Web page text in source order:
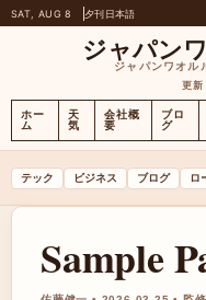
SAT, AUG 8 夕刊日本語
ジャパン
ジャパンワオル
更
ホー
ム
天
気
会社概
要
ブロ
グ
テック ビジネス ブログ ロ
Sample